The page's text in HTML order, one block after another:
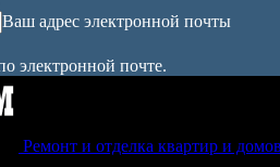
Ваш адрес электронной почты
электронной почте.
Ремонт и отделка квартир и